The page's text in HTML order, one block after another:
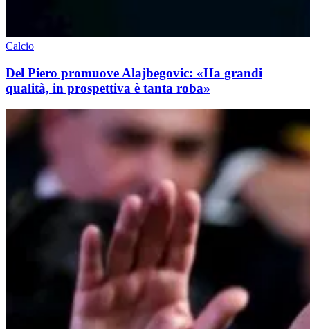
Calcio
Del Piero promuove Alajbegovic: «Ha grandi
qualità, in prospettiva è tanta roba»